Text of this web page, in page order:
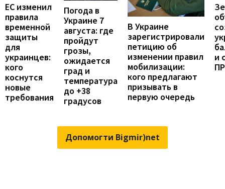
ЕС изменил
правила
временной
защиты
для
украинцев:
кого
коснутся
новые
требования
Погода в
Украине 7
августа: где
пройдут
грозы,
ожидается
град и
температура
до +38
градусов
В Украине
зарегистрировали
петицию об
изменении правил
мобилизации:
кого предлагают
призывать в
первую очередь
и
Допомогти Bigmir)net